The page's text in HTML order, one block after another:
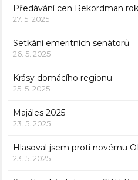
Předávání cen Rekordman
27. 5. 2025
Setkání emeritních senátorů
26. 5. 2025
Krásy domácího regionu
25. 5. 2025
Majáles 2025
23. 5. 2025
Hlasoval jsem proti novému
23. 5. 2025